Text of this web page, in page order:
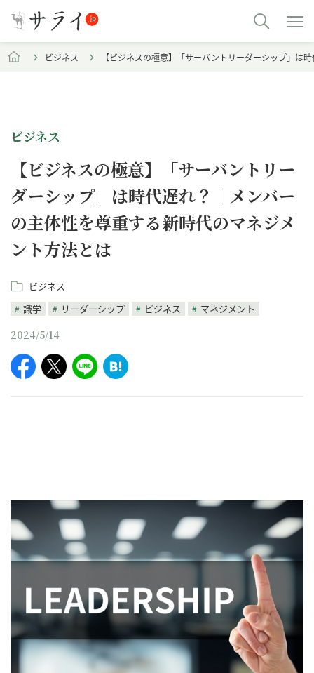
ビジネス 【ビジネスの極意】「サーバントリーダーシップ」は
ビジネス
【ビジネスの極意】「サーバントリー
ダーシップ」は時代遅れ？｜メンバー
の主体性を尊重する新時代のマネジメ
ント方法とは
ビジネス
識学
リーダーシップ ビジネス マネジメント
2024/5/14